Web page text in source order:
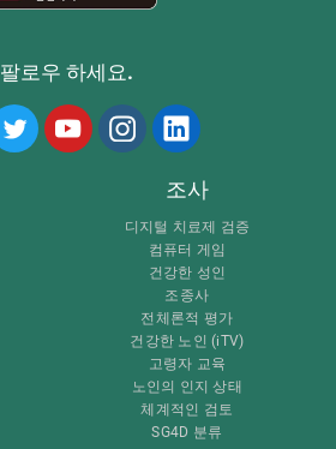
팔로우 하세요.
조사
디지털 치료제 검증
컴퓨터 게임
건강한 성인
조종사
전체론적 평가
건강한 노인 (iTV)
고령자 교육
노인의 인지 상태
체계적인 검토
SG4D 분류